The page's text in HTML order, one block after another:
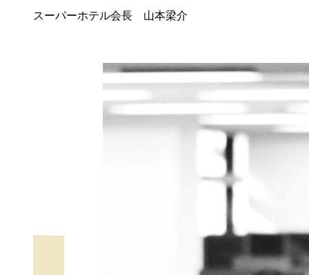
スーパーホテル会長 山本梁介